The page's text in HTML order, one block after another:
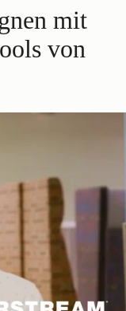
mit
von